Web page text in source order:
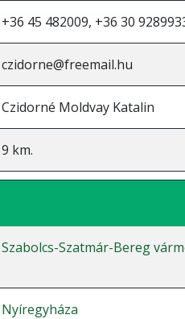
+36 45 482009, +36 30
czidorne@freemail.hu
Czidorné Moldvay Katalin
9 km.
Szabolcs-Szatmár-Bereg
Nyíregyháza